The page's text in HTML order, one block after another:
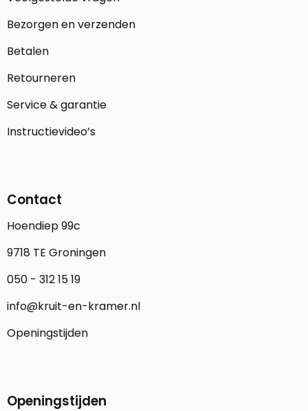
Bezorgen en verzenden
Betalen
Retourneren
Service & garantie
Instructievideo’s
Contact
Hoendiep 99c
9718 TE Groningen
050 - 312 15 19
info@kruit-en-kramer.nl
Openingstijden
Openingstijden